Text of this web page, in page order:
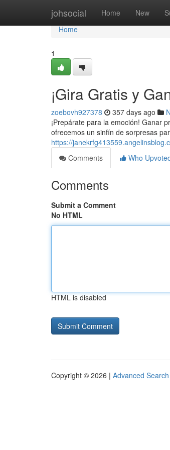
johsocial Home New
Home
Home
1
¡Gira Gratis y
zoebovh927378 357 days ago
¡Prepárate para la emoción! Ganar
ofrecemos un sinfín de sorpresas
https://
Comments
Who
Comments
Submit a Comment
No HTML
HTML is disabled
Copyright © 2026 | Advanced Search